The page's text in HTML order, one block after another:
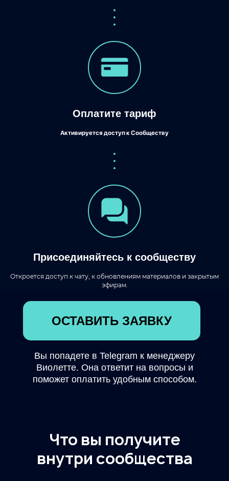
Оплатите тариф
Активируется доступ к Сообществу
Присоединяйтесь к сообществу
Откроется доступ к чату, к обновлениям материалов и закрытым
эфирам.
ОСТАВИТЬ ЗАЯВКУ
Вы попадете в Telegram к менеджеру
Виолетте. Она ответит на вопросы и
поможет оплатить удобным способом.
Что вы получите
внутри сообщества